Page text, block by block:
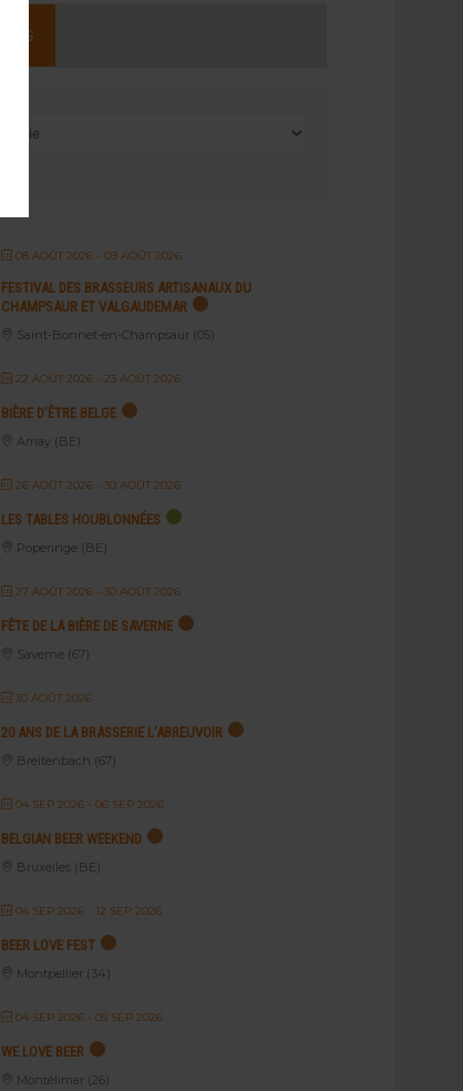
08 AOÛT 2026 - 09 AOÛT 2026
FESTIVAL DES BRASSEURS ARTISANAUX DU
CHAMPSAUR ET VALGAUDEMAR
Saint-Bonnet-en-Champsaur (05)
22 AOÛT 2026 - 23 AOÛT 2026
BIÈRE D’ÊTRE BELGE
Amay (BE)
26 AOÛT 2026 - 30 AOÛT 2026
LES TABLES HOUBLONNÉES
Poperinge (BE)
27 AOÛT 2026 - 30 AOÛT 2026
FÊTE DE LA BIÈRE DE SAVERNE
Saverne (67)
30 AOÛT 2026
20 ANS DE LA BRASSERIE L’ABREUVOIR
Breitenbach (67)
04 SEP 2026 - 06 SEP 2026
BELGIAN BEER WEEKEND
Bruxelles (BE)
04 SEP 2026 - 12 SEP 2026
BEER LOVE FEST
Montpellier (34)
04 SEP 2026 - 05 SEP 2026
WE LOVE BEER
Montélimar (26)